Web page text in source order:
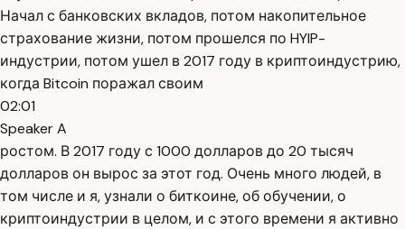
Начал с банковских вкладов, потом накопительное
страхование жизни, потом прошелся по HYIP-
индустрии, потом ушел в 2017 году в криптоиндустрию,
когда Bitcoin поражал своим
02:01
Speaker A
ростом. В 2017 году с 1000 долларов до 20 тысяч
долларов он вырос за этот год. Очень много людей, в
том числе и я, узнали о биткоине, об обучении, о
криптоиндустрии в целом, и с этого времени я активно